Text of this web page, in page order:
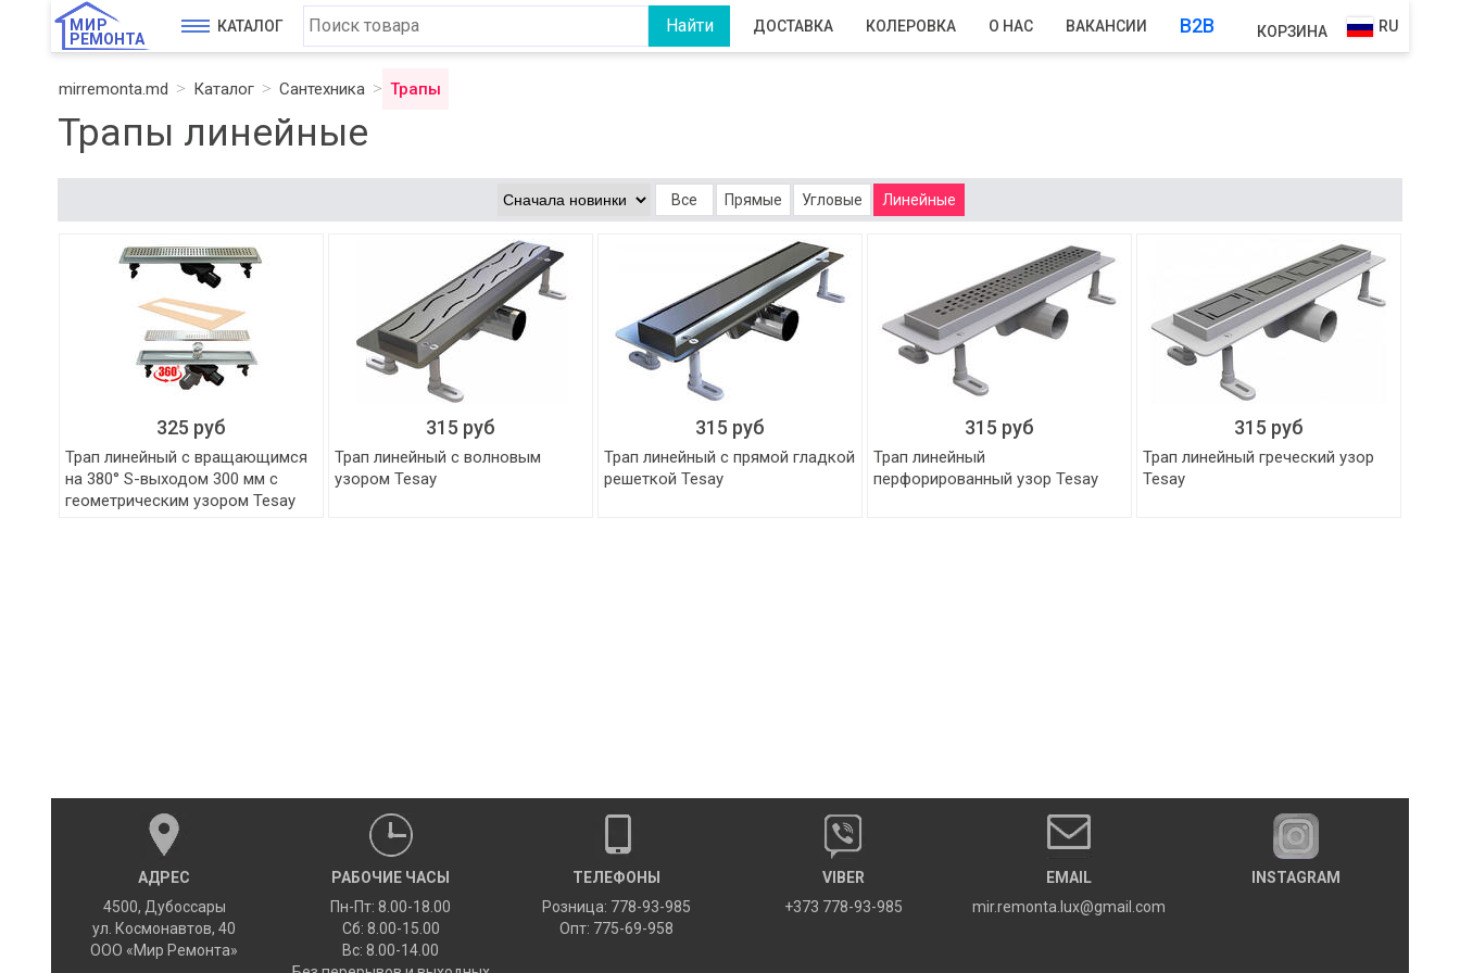
МИР
РЕМОНТА
КАТАЛОГ ДОСТАВКА КОЛЕРОВКА О НАС ВАКАНСИИ B2B КОРЗИНА RU
mirremonta.md Каталог Сантехника Трапы
Трапы линейные
Все Прямые Угловые Линейные
325 руб
Трап линейный с вращающимся
на 380° S-выходом 300 мм с
геометрическим узором Tesay
315 руб
Трап линейный с волновым
узором Tesay
315 руб
Трап линейный с прямой гладкой
решеткой Tesay
315 руб
Трап линейный
перфорированный узор Tesay
315 руб
Трап линейный греческий узор
Tesay
АДРЕС
4500, Дубоссары
ул. Космонавтов, 40
ООО «Мир Ремонта»
РАБОЧИЕ ЧАСЫ
Пн-Пт: 8.00-18.00
Сб: 8.00-15.00
Вс: 8.00-14.00
ТЕЛЕФОНЫ
Розница: 778-93-985
Опт: 775-69-958
VIBER
+373 778-93-985
EMAIL
mir.remonta.lux@gmail.com
INSTAGRAM